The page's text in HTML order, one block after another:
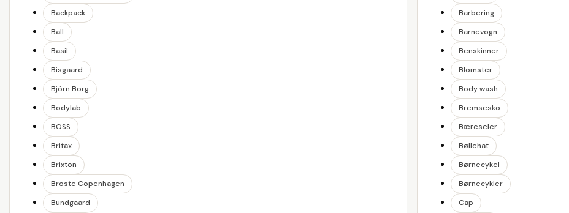
Backpack
Ball
Basil
Bisgaard
Björn Borg
Bodylab
BOSS
Britax
Brixton
Broste Copenhagen
Bundgaard
Barbering
Barnevogn
Benskinner
Blomster
Body wash
Bremsesko
Bæreseler
Bøllehat
Børnecykel
Børnecykler
Cap